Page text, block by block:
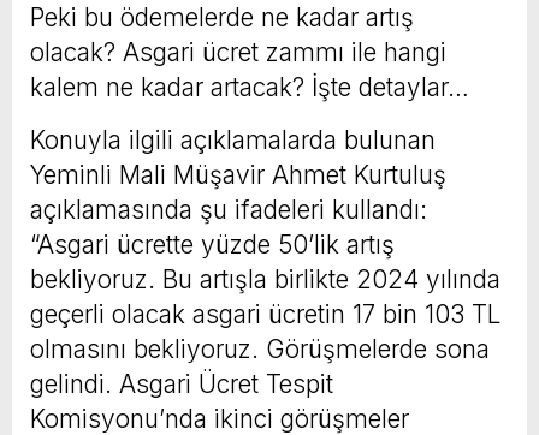
Peki bu ödemelerde ne kadar artış
olacak? Asgari ücret zammı ile hangi
kalem ne kadar artacak? İşte detaylar…
Konuyla ilgili açıklamalarda bulunan
Yeminli Mali Müşavir Ahmet Kurtuluş
açıklamasında şu ifadeleri kullandı:
“Asgari ücrette yüzde 50’lik artış
bekliyoruz. Bu artışla birlikte 2024 yılında
geçerli olacak asgari ücretin 17 bin 103 TL
olmasını bekliyoruz. Görüşmelerde sona
gelindi. Asgari Ücret Tespit
Komisyonu’nda ikinci görüşmeler